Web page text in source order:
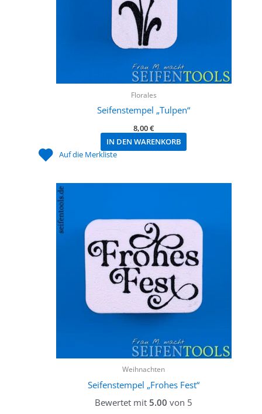
Florales
Seifenstempel „Tulpen“
8,00€
IN DEN WARENKORB
Auf die Merkliste
Weihnachten
Seifenstempel „Frohes Fest“
Bewertet mit5.00 von 5